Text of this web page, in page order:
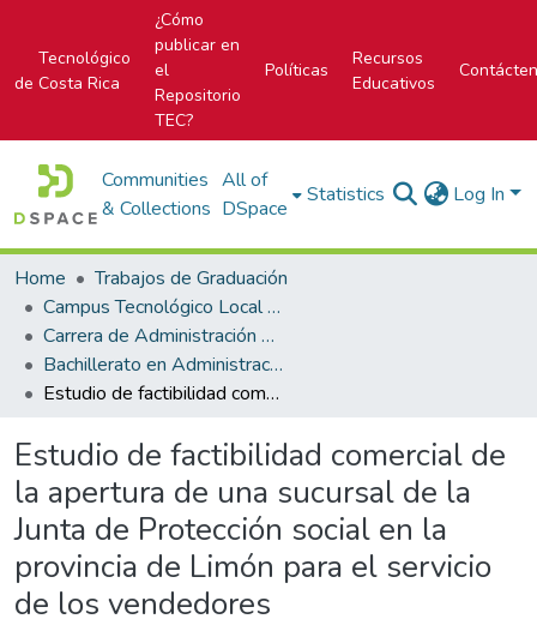
Tecnológico
de Costa Rica
¿Cómo
publicar en
el
Repositorio
TEC?
Políticas
Recursos
Educativos
Communities
& Collections
All of
DSpace
Statistics Log In
Home
Trabajos de Graduación
Campus Tecnológico Local San José
Carrera de Administración de Empresa
Bachillerato en Administración de Empresas
Estudio de factibilidad comercial de la apertura de una sucursal de la Junta de Protección social en la provincia de Limón para el servicio de los vendedores
Estudio de factibilidad comercial de
la apertura de una sucursal de la
Junta de Protección social en la
provincia de Limón para el servicio
de los vendedores